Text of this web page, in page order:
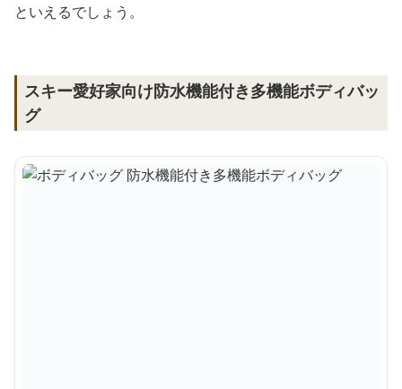
といえるでしょう。
スキー愛好家向け防水機能付き多機能ボディバッ
グ